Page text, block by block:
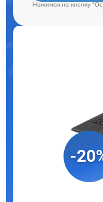
Нажимая на кнопку
-